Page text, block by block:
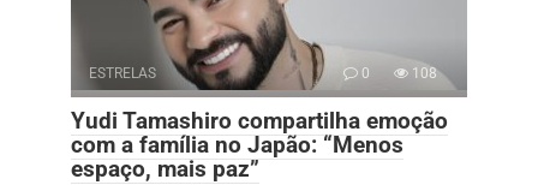
ESTRELAS 0 108
Yudi Tamashiro compartilha emoção
com a família no Japão: “Menos
espaço, mais paz”